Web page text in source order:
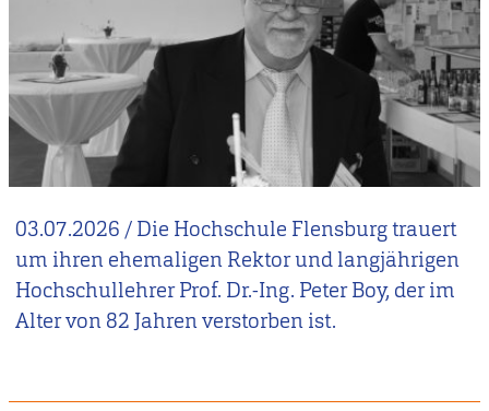
03.07.2026 /Die Hochschule Flensburg trauert
um ihren ehemaligen Rektor und langjährigen
Hochschullehrer Prof. Dr.-Ing. Peter Boy, der im
Alter von 82 Jahren verstorben ist.